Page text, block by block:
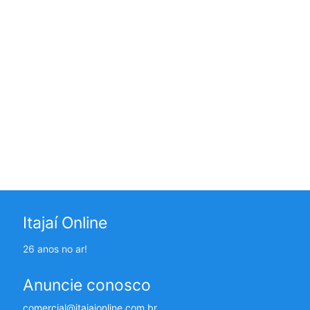
Itajaí Online
26 anos no ar!
Anuncie conosco
comercial@itajaionline.com.br